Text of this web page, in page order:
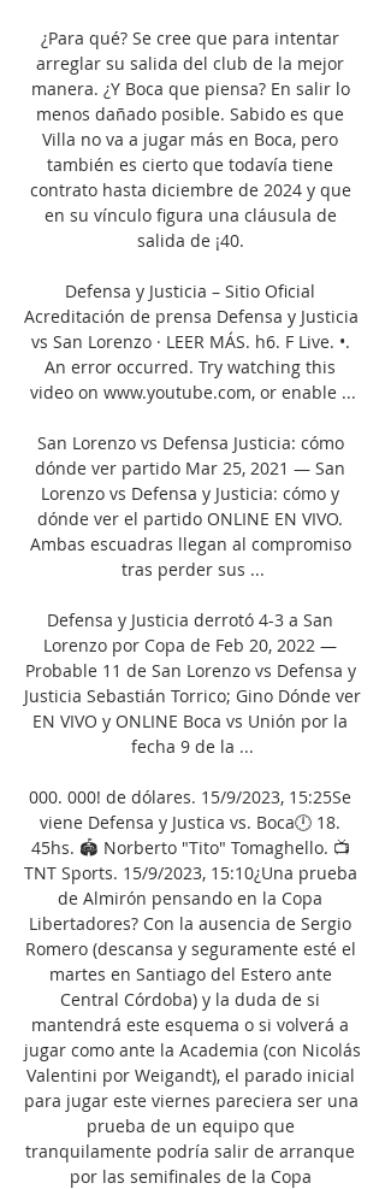
¿Para qué? Se cree que para intentar
arreglar su salida del club de la mejor
manera. ¿Y Boca que piensa? En salir lo
menos dañado posible. Sabido es que
Villa no va a jugar más en Boca, pero
también es cierto que todavía tiene
contrato hasta diciembre de 2024 y que
en su vínculo figura una cláusula de
salida de ¡40.
Defensa y Justicia – Sitio Oficial
Acreditación de prensa Defensa y Justicia
vs San Lorenzo · LEER MÁS. h6. F Live. •.
An error occurred. Try watching this
video on www.youtube.com, or enable ...
San Lorenzo vs Defensa Justicia: cómo
dónde ver partido Mar 25, 2021 — San
Lorenzo vs Defensa y Justicia: cómo y
dónde ver el partido ONLINE EN VIVO.
Ambas escuadras llegan al compromiso
tras perder sus ...
Defensa y Justicia derrotó 4-3 a San
Lorenzo por Copa de Feb 20, 2022 —
Probable 11 de San Lorenzo vs Defensa y
Justicia Sebastián Torrico; Gino Dónde ver
EN VIVO y ONLINE Boca vs Unión por la
fecha 9 de la ...
000. 000! de dólares. 15/9/2023, 15:25Se
viene Defensa y Justica vs. Boca🕛 18.
45hs. 🏟️ Norberto "Tito" Tomaghello. 📺
TNT Sports. 15/9/2023, 15:10¿Una prueba
de Almirón pensando en la Copa
Libertadores? Con la ausencia de Sergio
Romero (descansa y seguramente esté el
martes en Santiago del Estero ante
Central Córdoba) y la duda de si
mantendrá este esquema o si volverá a
jugar como ante la Academia (con Nicolás
Valentini por Weigandt), el parado inicial
para jugar este viernes pareciera ser una
prueba de un equipo que
tranquilamente podría salir de arranque
por las semifinales de la Copa